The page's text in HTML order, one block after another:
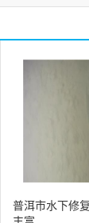
普洱市水下修